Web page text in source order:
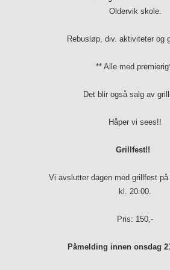
Oldervik skole.
Rebusløp, div. aktiviteter og
** Alle med
Det blir også salg av
Håper vi sees!!
Grillfest!!
Vi avslutter dagen med grillfest
kl. 20:00.
Pris: 150,-
Påmelding innen onsdag